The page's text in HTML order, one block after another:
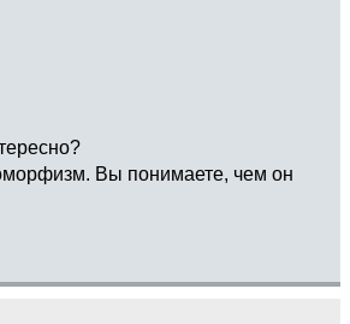
Вы понимаете, чем он